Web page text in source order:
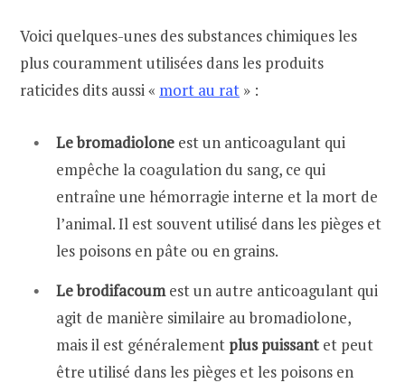
Voici quelques-unes des substances chimiques les
plus couramment utilisées dans les produits
raticides dits aussi « mort au rat » :
Le bromadiolone est un anticoagulant qui
empêche la coagulation du sang, ce qui
entraîne une hémorragie interne et la mort de
l’animal. Il est souvent utilisé dans les pièges et
les poisons en pâte ou en grains.
Le brodifacoum est un autre anticoagulant qui
agit de manière similaire au bromadiolone,
mais il est généralement plus puissantet peut
être utilisé dans les pièges et les poisons en